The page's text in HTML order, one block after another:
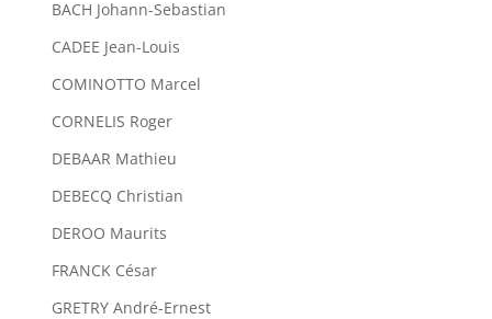
BACH Johann-Sebastian
CADEE Jean-Louis
COMINOTTO Marcel
CORNELIS Roger
DEBAAR Mathieu
DEBECQ Christian
DEROO Maurits
FRANCK César
GRETRY André-Ernest